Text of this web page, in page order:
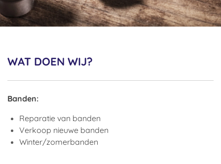
WAT DOEN WIJ?
Banden:
Reparatie van banden
Verkoop nieuwe banden
Winter/zomerbanden